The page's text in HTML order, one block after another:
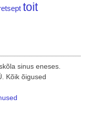
toit
sinus eneses.
Kõik õigused